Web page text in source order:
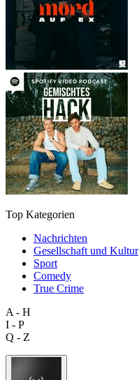
Top Kategorien
Nachrichten
Gesellschaft und Kultur
Sport
Comedy
True Crime
A - H
I - P
Q - Z